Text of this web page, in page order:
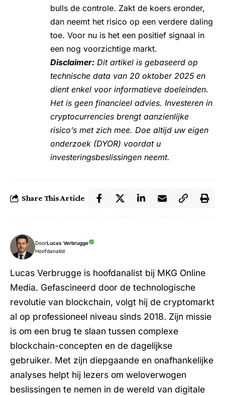
bulls de controle. Zakt de koers eronder,
dan neemt het risico op een verdere daling
toe. Voor nu is het een positief signaal in
een nog voorzichtige markt.
Disclaimer: Dit artikel is gebaseerd op
technische data van 20 oktober 2025 en
dient enkel voor informatieve doeleinden.
Het is geen financieel advies. Investeren in
cryptocurrencies brengt aanzienlijke
risico’s met zich mee. Doe altijd uw eigen
onderzoek (DYOR) voordat u
investeringsbeslissingen neemt.
Share This Article
DoorLucas Verbrugge
Hoofdanalist
Lucas Verbrugge is hoofdanalist bij MKG Online
Media. Gefascineerd door de technologische
revolutie van blockchain, volgt hij de cryptomarkt
al op professioneel niveau sinds 2018. Zijn missie
is om een brug te slaan tussen complexe
blockchain-concepten en de dagelijkse
gebruiker. Met zijn diepgaande en onafhankelijke
analyses helpt hij lezers om weloverwogen
beslissingen te nemen in de wereld van digitale